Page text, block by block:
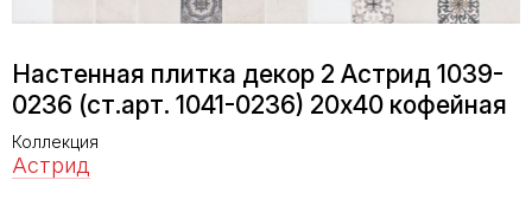
Настенная плитка декор 2 Астрид 1039-
0236 (ст.арт. 1041-0236) 20х40 кофейная
Коллекция
Астрид